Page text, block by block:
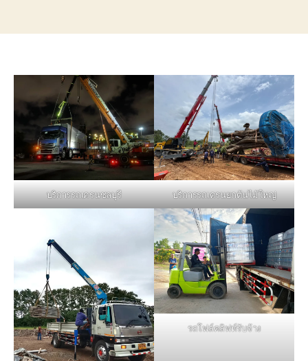
บริการรถเครนชลบุรี บริการรถเครนยกต้นไม้ใหญ่
รถโฟล์คลิฟท์รับจ้าง